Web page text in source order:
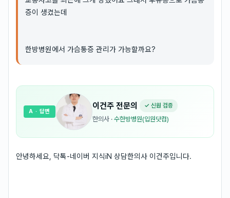
증이 생겼는데
한방병원에서 가슴통증 관리가 가능할까요?
이건주 전문의 ✓ 신원 검증
한의사 · 수한방병원(입원닷컴)
A · 답변
안녕하세요, 닥톡-네이버 지식iN 상담한의사 이건주입니다.